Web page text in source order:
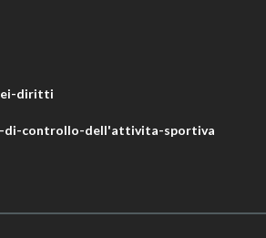
diritti
di-controllo-dell'attivita-sportiva